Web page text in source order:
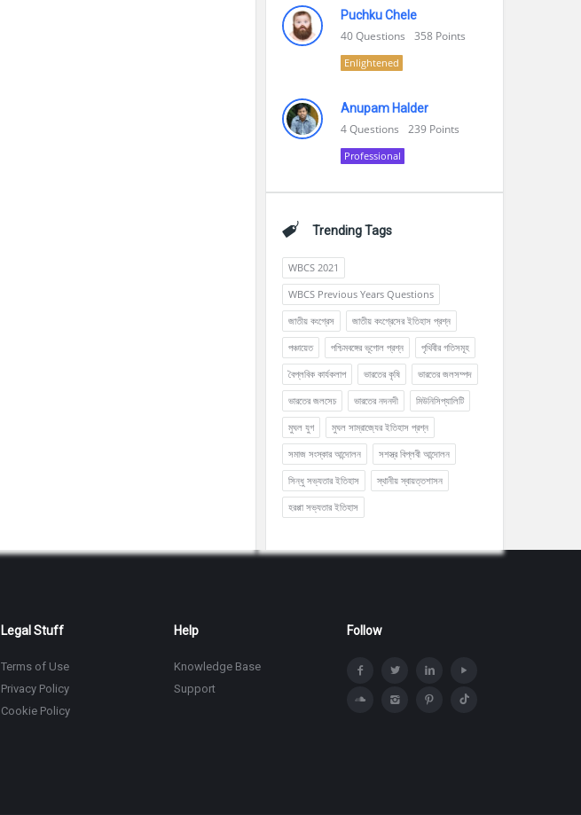
Puchku Chele
40Questions 358 Points
Enlightened
Anupam Halder
4Questions 239 Points
Professional
Trending Tags
WBCS 2021
WBCS Previous Years Questions
জাতীয় কংগ্রেস
জাতীয় কংগ্রেসের ইতিহাস প্রশ্ন
পঞ্চায়েত
পশ্চিমবঙ্গের ভূগোল প্রশ্ন
পৃথিবীর গতিসমূহ
বৈপ্লবিক কার্যকলাপ
ভারতের কৃষি
ভারতের জলসম্পদ
ভারতের জলসেচ
ভারতের নদনদী
মিউনিসিপ্যালিটি
মুঘল যুগ
মুঘল সাম্রাজ্যের ইতিহাস প্রশ্ন
সমাজ সংস্কার আন্দোলন
সশস্ত্র বিপ্লবী আন্দোলন
সিন্ধু সভ্যতার ইতিহাস
স্থানীয় স্বায়ত্তশাসন
হরপ্পা সভ্যতার ইতিহাস
Legal Stuff
Terms of Use
Privacy Policy
Cookie Policy
Help
Knowledge Base
Support
Follow